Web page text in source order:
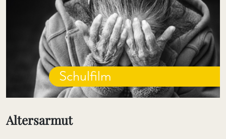
Schulfilm
Altersarmut